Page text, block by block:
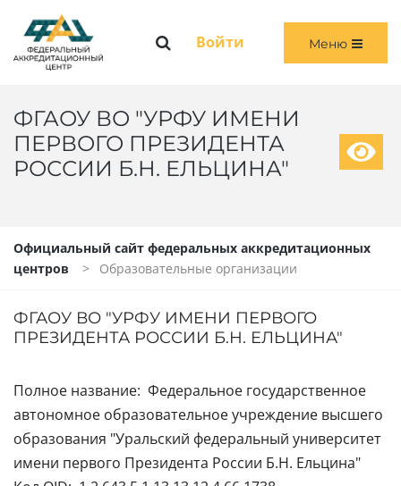
Войти Меню
ФГАОУ ВО "УРФУ ИМЕНИ
ПЕРВОГО ПРЕЗИДЕНТА
РОССИИ Б.Н. ЕЛЬЦИНА"
Официальный сайт федеральных аккредитационных
центров
Образовательные организации
ФГАОУ ВО "УРФУ ИМЕНИ ПЕРВОГО
ПРЕЗИДЕНТА РОССИИ Б.Н. ЕЛЬЦИНА"
Полное название: Федеральное государственное
автономное образовательное учреждение высшего
образования "Уральский федеральный университет
имени первого Президента России Б.Н. Ельцина"
ГЛАВНАЯ
ОБЩАЯ ИНФОРМАЦИЯ
ЧЛЕНАМ АККРЕДИТАЦИОННЫХ КОМИССИЙ